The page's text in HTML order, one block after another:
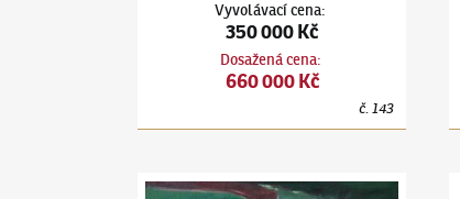
Vyvolávací cena:
350 000 Kč
Dosažená cena:
660 000 Kč
č. 143
Jiří Kars(1880–1945)Představení